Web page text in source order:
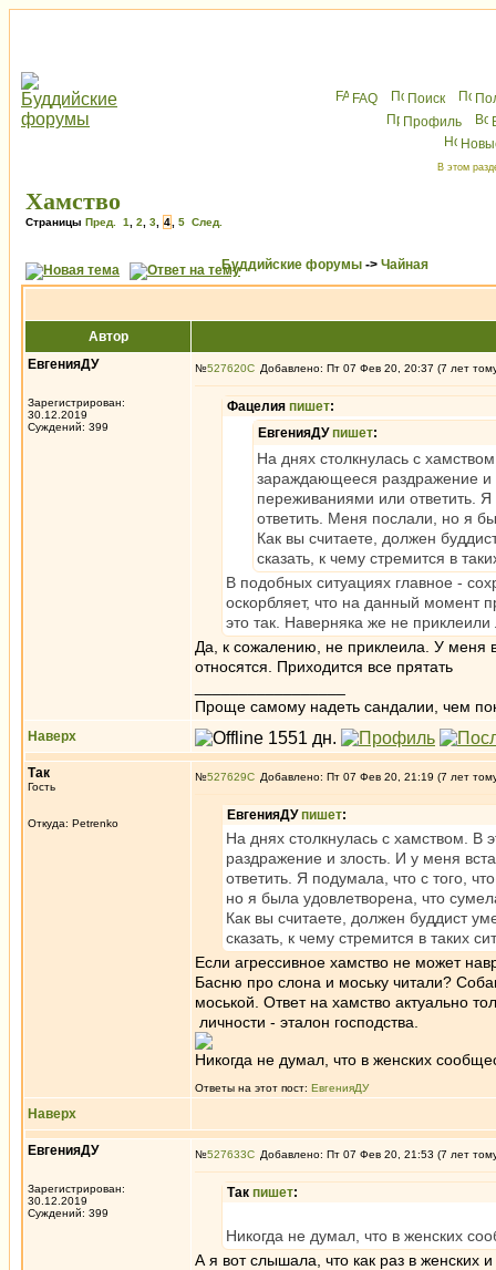
FAQ Поиск
Профиль
В этом
Хамство
Страницы Пред. 1 2 3 4 5 След.
Буддийские форумы -> Чайная
Автор
ЕвгенияДУ
Зарегистрирован:
30.12.2019
Суждений: 399
№527620 Добавлено: Пт 07 Фев 20, 20:37 (7 лет
Фацелия пишет:
ЕвгенияДУпишет:
На днях столкнулась с
зараждающееся раздражение и
переживаниями или ответить.
ответить. Меня послали, но я
Как вы считаете, должен
сказать, к чему стремится в
В подобных ситуациях главное -
оскорбляет, что на данный момент
это так. Наверняка же не
Да, к сожалению, не приклеила. У меня
относятся. Приходится все прятать
Проще самому надеть сандалии, чем
Наверх
Так
Гость
Откуда: Petrenko
№527629 Добавлено: Пт 07 Фев 20, 21:19 (7 лет
ЕвгенияДУпишет:
На днях столкнулась с хамством. В
раздражение и злость. И у меня
ответить. Я подумала, что с того,
но я была удовлетворена, что
Как вы считаете, должен буддист
сказать, к чему стремится в таких
Если агрессивное хамство не может
Басню про слона и моську читали?
моськой. Ответ на хамство актуально
личности - эталон господства.
Никогда не думал, что в женских
Ответы на этот пост: ЕвгенияДУ
Наверх
ЕвгенияДУ
Зарегистрирован:
30.12.2019
Суждений: 399
№527633 Добавлено: Пт 07 Фев 20, 21:53 (7 лет
Так пишет:
Никогда не думал, что в женских
А я вот слышала, что как раз в женских